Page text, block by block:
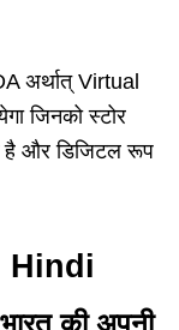
अर्थात् Virtual
जिनको स्टोर
है और डिजिटल रूप
Hindi
की अपनी